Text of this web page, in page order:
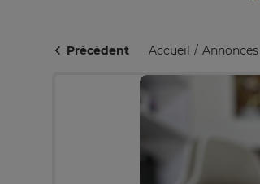
Précédent Accueil Annonces